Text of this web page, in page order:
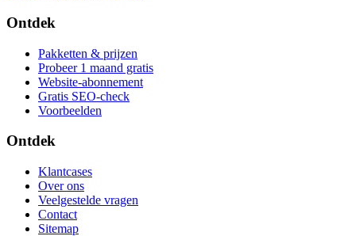
Ontdek
Pakketten & prijzen
Probeer 1 maand gratis
Website-abonnement
Gratis SEO-check
Voorbeelden
Ontdek
Klantcases
Over ons
Veelgestelde vragen
Contact
Sitemap